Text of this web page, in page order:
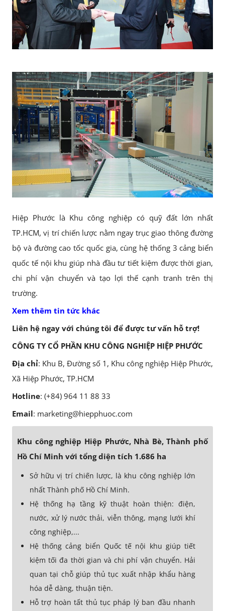
Hiệp Phước là Khu công nghiệp có quỹ đất lớn nhất
TP.HCM, vị trí chiến lược nằm ngay trục giao thông đường
bộ và đường cao tốc quốc gia, cùng hệ thống 3 cảng biển
quốc tế nội khu giúp nhà đầu tư tiết kiệm được thời gian,
chi phí vận chuyển và tạo lợi thế cạnh tranh trên thị
trường.
Xem thêm tin tức khác
Liên hệ ngay với chúng tôi để được tư vấn hỗ trợ!
CÔNG TY CỔ PHẦN KHU CÔNG NGHIỆP HIỆP PHƯỚC
Địa chỉ: Khu B, Đường số 1, Khu công nghiệp Hiệp Phước,
Xã Hiệp Phước, TP.HCM
Hotline: (+84) 964 11 88 33
Email: marketing@hiepphuoc.com
Khu công nghiệp Hiệp Phước, Nhà Bè, Thành phố
Hồ Chí Minh với tổng diện tích 1.686 ha
Sở hữu vị trí chiến lược, là khu công nghiệp lớn
nhất Thành phố Hồ Chí Minh.
Hệ thống hạ tầng kỹ thuật hoàn thiện: điện,
nước, xử lý nước thải, viễn thông, mạng lưới khí
công nghiệp,...
Hệ thống cảng biển Quốc tế nội khu giúp tiết
kiệm tối đa thời gian và chi phí vận chuyển. Hải
quan tại chỗ giúp thủ tục xuất nhập khẩu hàng
hóa dễ dàng, thuận tiện.
Hỗ trợ hoàn tất thủ tục pháp lý ban đầu nhanh